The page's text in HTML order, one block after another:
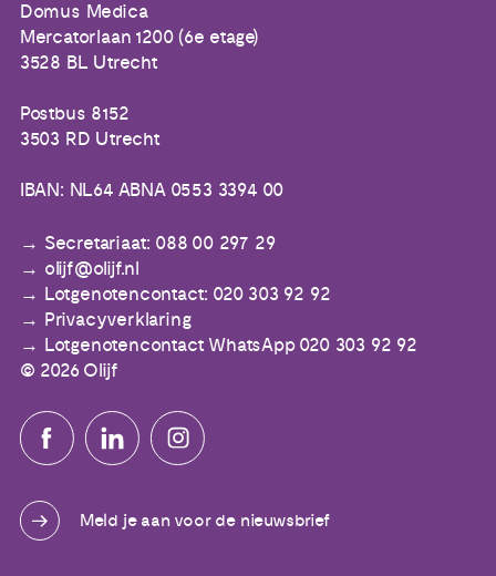
Domus Medica
Mercatorlaan 1200 (6e etage)
3528 BL Utrecht
Postbus 8152
3503 RD Utrecht
IBAN: NL64 ABNA 0553 3394 00
Secretariaat: 088 00 297 29
olijf@olijf.nl
Lotgenotencontact: 020 303 92 92
Privacyverklaring
Lotgenotencontact WhatsApp 020 303 92 92
© 2026 Olijf
Meld je aan voor de nieuwsbrief